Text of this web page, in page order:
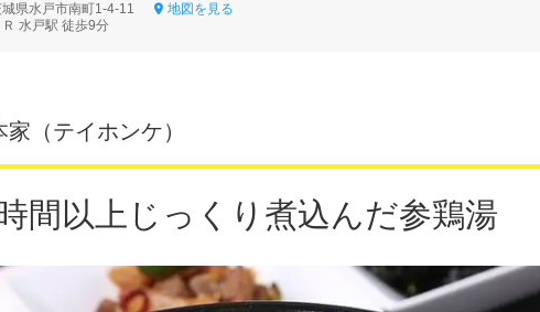
城県水戸市南町1-4-11
地図を見る
Ｒ 水戸駅 徒歩9分
（テイホンケ）
間以上じっくり煮込んだ参鶏湯